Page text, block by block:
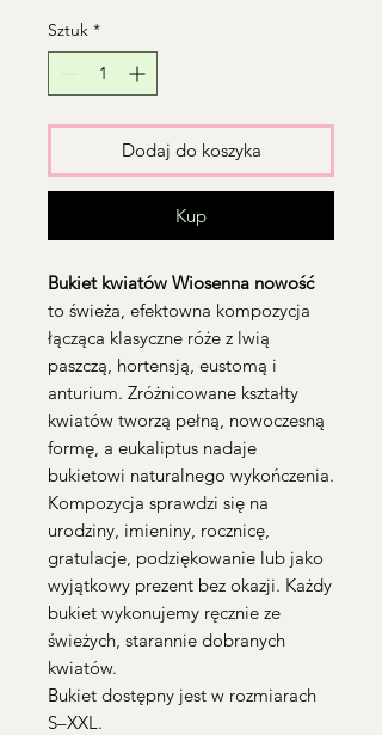
Sztuk *
Dodaj do koszyka
Kup
Bukiet kwiatów Wiosenna nowość
to świeża, efektowna kompozycja
łącząca klasyczne róże z lwią
paszczą, hortensją, eustomą i
anturium. Zróżnicowane kształty
kwiatów tworzą pełną, nowoczesną
formę, a eukaliptus nadaje
bukietowi naturalnego wykończenia.
Kompozycja sprawdzi się na
urodziny, imieniny, rocznicę,
gratulacje, podziękowanie lub jako
wyjątkowy prezent bez okazji. Każdy
bukiet wykonujemy ręcznie ze
świeżych, starannie dobranych
kwiatów.
Bukiet dostępny jest w rozmiarach
S–XXL.